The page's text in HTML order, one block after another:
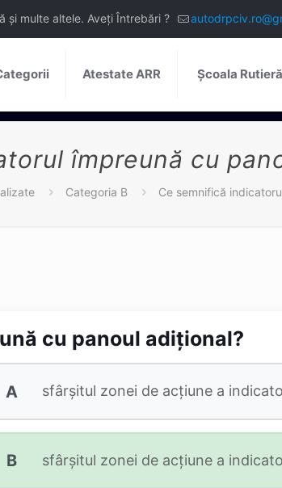
și multe altele. Aveți Întrebări ?
Atestate ARR Școala
împreună cu
Categoria B Ce semnifică
cu panoul adiţional?
A sfârşitul zonei de acţiune a
B sfârşitul zonei de acţiune a